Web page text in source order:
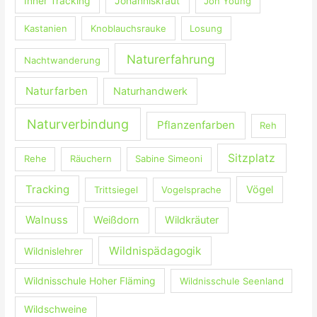
Kastanien Knoblauchsrauke Losung
Nachtwanderung Naturerfahrung
Naturfarben Naturhandwerk
Naturverbindung Pflanzenfarben Reh
Rehe Räuchern Sabine Simeoni Sitzplatz
Tracking Trittsiegel Vogelsprache Vögel
Walnuss Weißdorn Wildkräuter
Wildnislehrer Wildnispädagogik
Wildnisschule Hoher Fläming Wildnisschule Seenland
Wildschweine